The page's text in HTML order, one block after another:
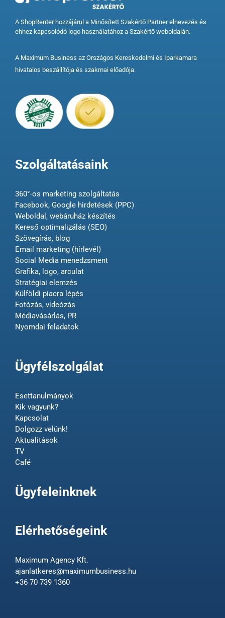
A ShopRenter hozzájárul a Minősített Szakértő Partner elnevezés és
ehhez kapcsolódó logo használatához a Szakértő weboldalán.
A Maximum Business az Országos Kereskedelmi és Iparkamara
hivatalos beszállítója és szakmai előadója.
Szolgáltatásaink
360°-os marketing szolgáltatás
Facebook, Google hirdetések (PPC)
Weboldal, webáruház készítés
Kereső optimalizálás (SEO)
Szövegírás, blog
Email marketing (hírlevél)
Social Media menedzsment
Grafika, logo, arculat
Stratégiai elemzés
Külföldi piacra lépés
Fotózás, videózás
Médiavásárlás, PR
Nyomdai feladatok
Ügyfélszolgálat
Esettanulmányok
Kik vagyunk?
Kapcsolat
Dolgozz velünk!
Aktualitások
TV
Café
Ügyfeleinknek
Elérhetőségeink
Maximum Agency Kft.
ajanlatkeres@maximumbusiness.hu
+36 70 739 1360